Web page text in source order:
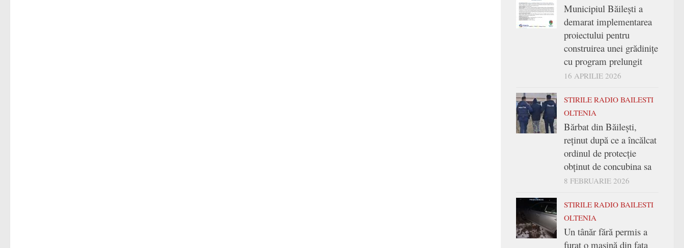
Municipiul Băilești a
demarat implementarea
proiectului pentru
construirea unei grădinițe
cu program prelungit
16 APRILIE 2026
STIRILE RADIO BAILESTI
OLTENIA
Bărbat din Băilești,
reținut după ce a încălcat
ordinul de protecție
obținut de concubina sa
8 FEBRUARIE 2026
STIRILE RADIO BAILESTI
OLTENIA
Un tânăr fără permis a
furat o mașină din fața